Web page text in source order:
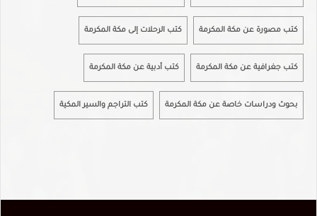
كتب مصورة عن مكة المكرمة كتب الرحلات إلى مكة المكرمة
كتب جغرافية عن مكة المكرمة كتب أدبية عن مكة المكرمة
بحوث ودراسات خاصة عن مكة المكرمة كتب التراجم والسير المكية